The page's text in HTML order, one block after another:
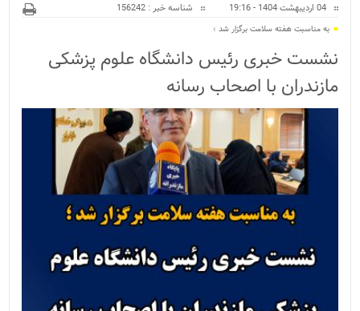
04 اردیبهشت 1404 - 19:16
شناسه خبر : 156242
به مناسبت هفته سلامت برگزار شد ؛
نشست خبری رئیس دانشگاه علوم پزشکی
مازندران با اصحاب رسانه